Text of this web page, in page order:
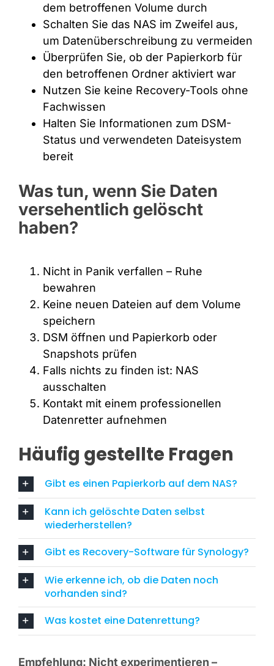
dem betroffenen Volume durch
Schalten Sie das NAS im Zweifel aus,
um Datenüberschreibung zu vermeiden
Überprüfen Sie, ob der Papierkorb für
den betroffenen Ordner aktiviert war
Nutzen Sie keine Recovery-Tools ohne
Fachwissen
Halten Sie Informationen zum DSM-
Status und verwendeten Dateisystem
bereit
Was tun, wenn Sie Daten
versehentlich gelöscht
haben?
Nicht in Panik verfallen – Ruhe
bewahren
Keine neuen Dateien auf dem Volume
speichern
DSM öffnen und Papierkorb oder
Snapshots prüfen
Falls nichts zu finden ist: NAS
ausschalten
Kontakt mit einem professionellen
Datenretter aufnehmen
Häufig gestellte Fragen
Gibt es einen Papierkorb auf dem NAS?
Kann ich gelöschte Daten selbst
wiederherstellen?
Gibt es Recovery-Software für Synology?
Wie erkenne ich, ob die Daten noch
vorhanden sind?
Was kostet eine Datenrettung?
Empfehlung: Nicht experimentieren –